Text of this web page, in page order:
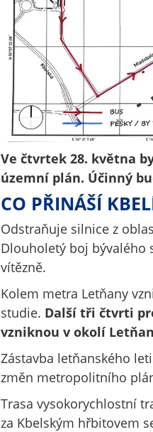
Ve čtvrtek 28. května
územní plán. Účinný
CO PŘINÁŠÍ
Odstraňuje silnice z
Dlouholetý boj bývalého
vítězně.
Kolem metra Letňany
studie. Další tři čtvrti
vzniknou v okolí
Zástavba letňanského
změn metropolitního
Trasa vysokorychlostní
za Kbelským hřbitovem